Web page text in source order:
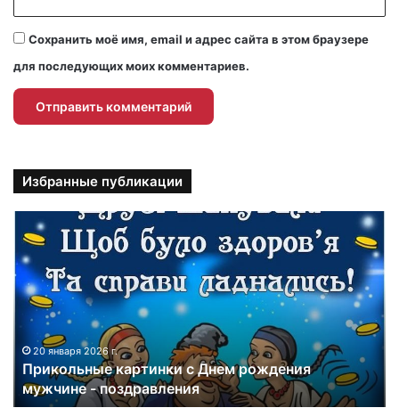
Сохранить моё имя, email и адрес сайта в этом браузере
для последующих моих комментариев.
Избранные публикации
и
к
о
к
20 января 2026 г.
Прикольные картинки с Днем рождения
мужчине - поздравления